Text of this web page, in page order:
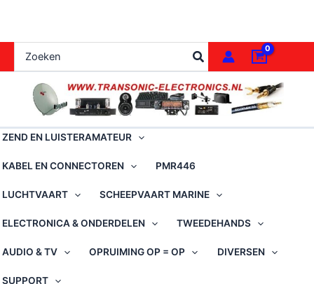
de
inhoud
naar:
ZEND EN LUISTERAMATEUR
KABEL EN CONNECTOREN PMR446
LUCHTVAART SCHEEPVAART MARINE
ELECTRONICA & ONDERDELEN TWEEDEHANDS
AUDIO & TV OPRUIMING OP = OP DIVERSEN
SUPPORT